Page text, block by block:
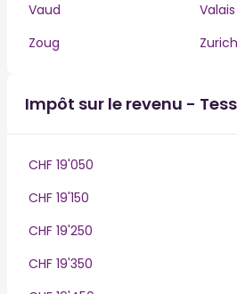
Vaud
Valais
Zoug
Zurich
Impôt sur le revenu -
CHF 19'050
CHF 19'150
CHF 19'250
CHF 19'350